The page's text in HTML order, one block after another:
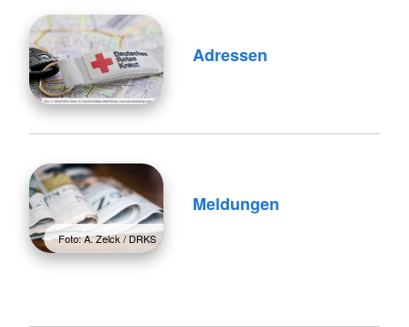
Adressen
Foto: A. Zelck / DRKS
Meldungen